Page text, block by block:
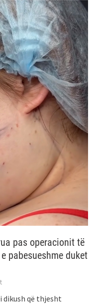
pas operacionit të
pabesueshme duket
dikush që thjesht